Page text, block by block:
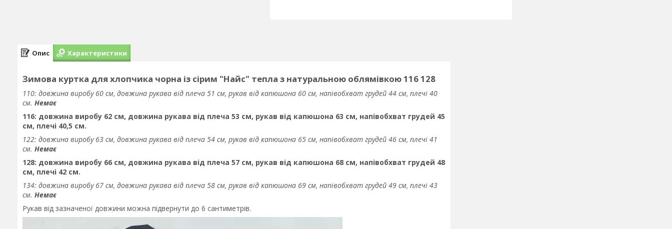
Опис Характеристики
Зимова куртка для хлопчика чорна із сірим "Найс" тепла з натуральною облямівкою 116 128
110: довжина виробу 60 см, довжина рукава від плеча 51 см, рукав від капюшона 60 см, напівобхват грудей 44 см, плечі 40
см. Немає
116: довжина виробу 62 см, довжина рукава від плеча 53 см, рукав від капюшона 63 см, напівобхват грудей 45
см, плечі 40,5 см.
122: довжина виробу 63 см, довжина рукава від плеча 54 см, рукав від капюшона 65 см, напівобхват грудей 46 см, плечі 41
см. Немає
128: довжина виробу 66 см, довжина рукава від плеча 57 см, рукав від капюшона 68 см, напівобхват грудей 48
см, плечі 42 см.
134: довжина виробу 67 см, довжина рукава від плеча 58 см, рукав від капюшона 69 см, напівобхват грудей 49 см, плечі 43
см. Немає
Рукав від зазначеної довжини можна підвернути до 6 сантиметрів.